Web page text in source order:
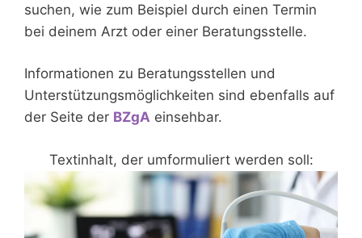
suchen, wie zum Beispiel durch einen Termin
bei deinem Arzt oder einer Beratungsstelle.
Informationen zu Beratungsstellen und
Unterstützungsmöglichkeiten sind ebenfalls auf
der Seite der BZgA einsehbar.
Textinhalt, der umformuliert werden soll: